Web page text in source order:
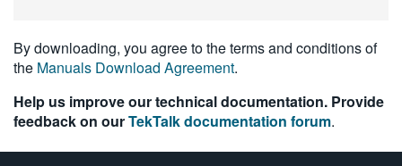
By downloading, you agree to the terms and conditions of
the Manuals Download Agreement.
Help us improve our technical documentation. Provide
feedback on ourTekTalk documentation forum.